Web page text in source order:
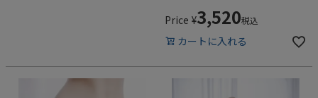
Price ¥3,520税込
カートに入れる